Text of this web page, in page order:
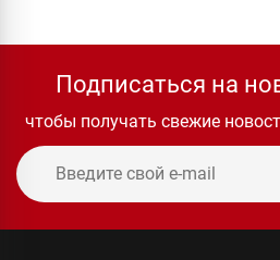
Подписаться на
чтобы получать свежие